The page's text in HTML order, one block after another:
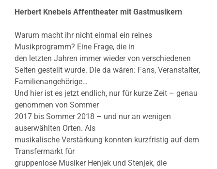
Herbert Knebels Affentheater mit Gastmusikern
Warum macht ihr nicht einmal ein reines
Musikprogramm? Eine Frage, die in
den letzten Jahren immer wieder von verschiedenen
Seiten gestellt wurde. Die da wären: Fans, Veranstalter,
Familienangehörige…
Und hier ist es jetzt endlich, nur für kurze Zeit – genau
genommen von Sommer
2017 bis Sommer 2018 – und nur an wenigen
auserwählten Orten. Als
musikalische Verstärkung konnten kurzfristig auf dem
Transfermarkt für
gruppenlose Musiker Henjek und Stenjek, die